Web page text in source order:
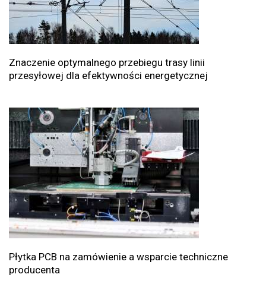
Znaczenie optymalnego przebiegu trasy linii
przesyłowej dla efektywności energetycznej
Płytka PCB na zamówienie a wsparcie techniczne
producenta